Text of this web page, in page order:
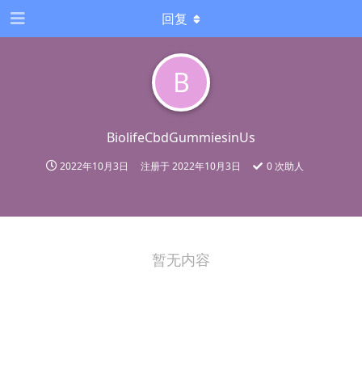
B
BiolifeCbdGummiesinUs
2022年10月3日 注册于2022年10月3日 0 次助人
回复
暂无内容